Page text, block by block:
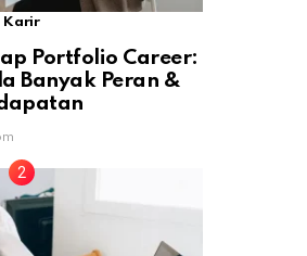
Karir
Portfolio Career:
Banyak Peran &